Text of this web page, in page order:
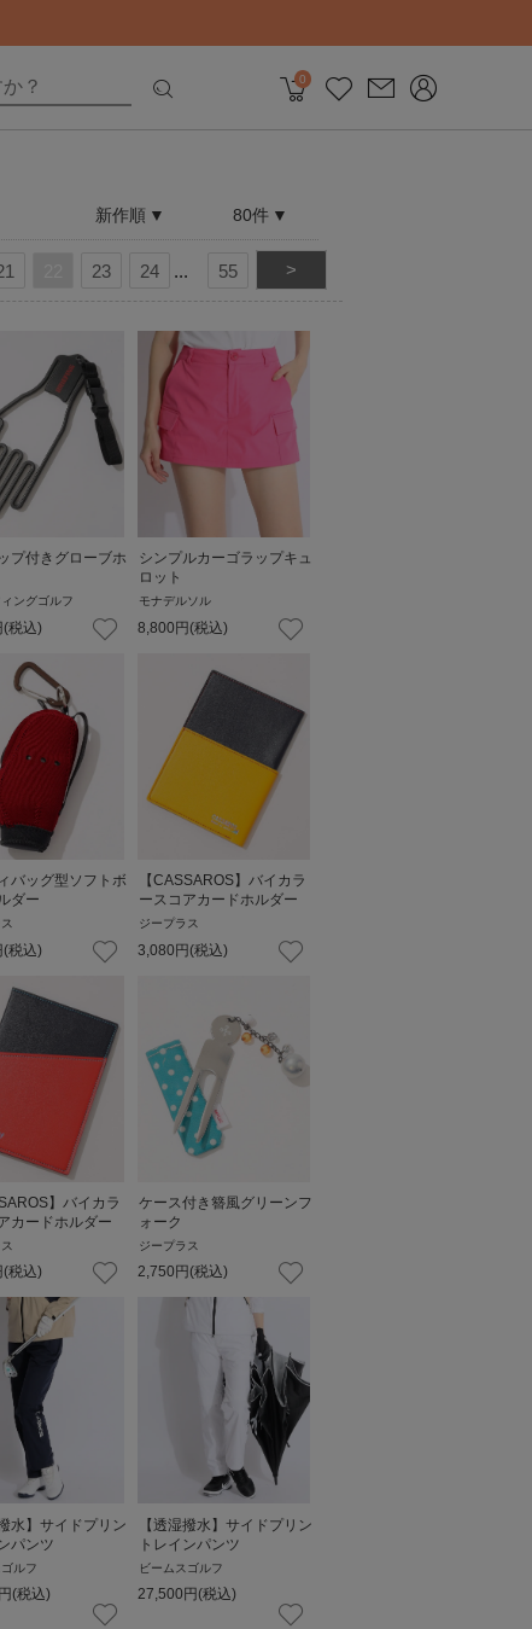
0
新作順 80件
23 24 55 >
プ付きグローブホ
ングゴルフ
(税込)
シンプルカーゴラップキュ
ロット
モナデルソル
8,800円(税込)
バッグ型ソフトボ
ダー
(税込)
【CASSAROS】バイカラ
ースコアカードホルダー
ジープラス
3,080円(税込)
】バイカラ
カードホルダー
(税込)
ケース付き簪風グリーンフ
ォーク
ジープラス
2,750 円(税込)
水】サイドプリン
パンツ
ルフ
円(税込)
【透湿撥水】サイドプリン
トレインパンツ
ビームスゴルフ
27,500 円(税込)